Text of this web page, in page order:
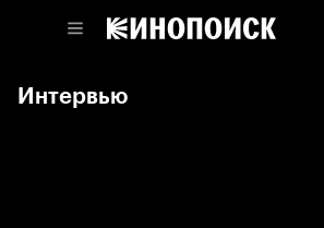
Интервью